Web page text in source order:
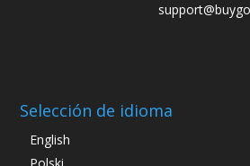
Selección de idioma
English